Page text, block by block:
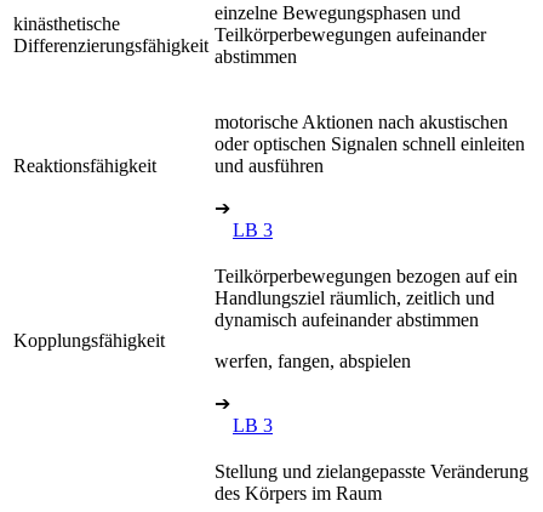
kinästhetische
Differenzierungsfähigkeit
einzelne Bewegungsphasen und
Teilkörperbewegungen aufeinander
abstimmen
Reaktionsfähigkeit
motorische Aktionen nach akustischen
oder optischen Signalen schnell einleiten
und ausführen
➔
LB 3
Kopplungsfähigkeit
Teilkörperbewegungen bezogen auf ein
Handlungsziel räumlich, zeitlich und
dynamisch aufeinander abstimmen
werfen, fangen, abspielen
➔
LB 3
Stellung und zielangepasste Veränderung
des Körpers im Raum